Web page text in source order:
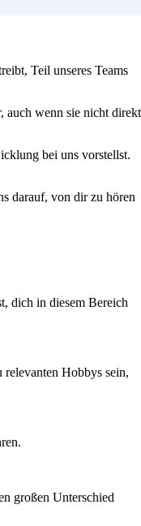
Teil unseres Teams
auch wenn sie nicht direkt
bei uns vorstellst.
darauf, von dir zu hören
dich in diesem Bereich
Hobbys sein,
großen Unterschied